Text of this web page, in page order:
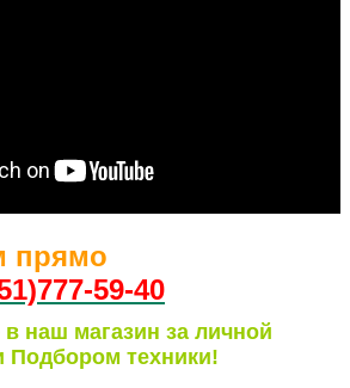
прямо
7-59-40
наш магазин за личной
Подбором техники!